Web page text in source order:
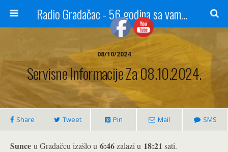
Radio Gradačac - 56 godina sa vama...
08/10/2024
Servisne Informacije Za 08.10.2024.
Share Tweet Pin Mail SMS
Sunce u Gradačcu izašlo u 6:46zalazi u 18:21 sati.